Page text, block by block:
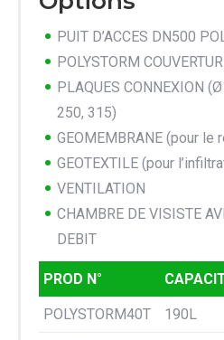
PUIT D’ACCES DN500
POLYSTORM
PLAQUES CONNEXION
250, 315)
GEOMEMBRANE (pour le
GEOTEXTILE (pour
VENTILATION
CHAMBRE DE VISISTE
DEBIT
PROD N°
POLYSTORM40T 190L